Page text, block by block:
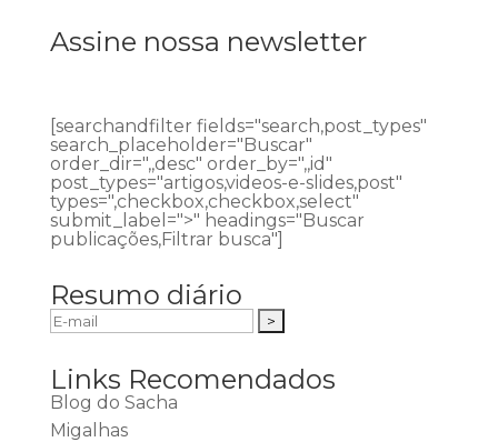
Assine nossa newsletter
[searchandfilter fields="search,post_types"
search_placeholder="Buscar"
order_dir=",,desc" order_by=",,id"
post_types="artigos,videos-e-slides,post"
types=",checkbox,checkbox,select"
submit_label=">" headings="Buscar
publicações,Filtrar busca"]
Resumo diário
Links Recomendados
Blog do Sacha
Migalhas